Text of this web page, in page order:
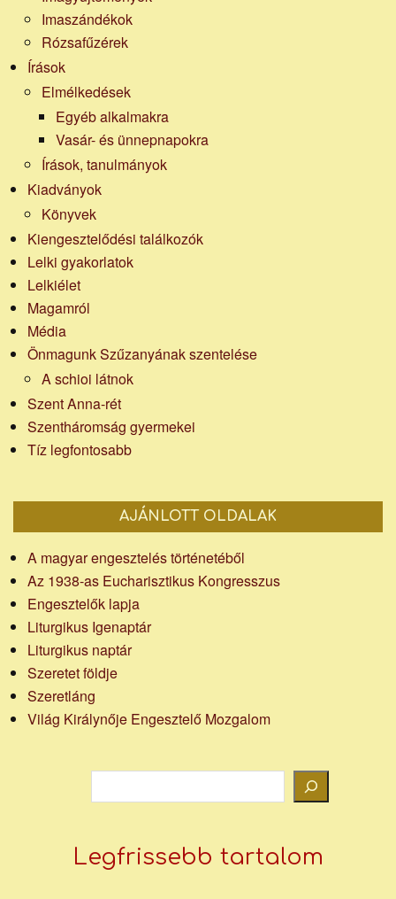
Imaszándékok
Rózsafűzérek
Írások
Elmélkedések
Egyéb alkalmakra
Vasár- és ünnepnapokra
Írások, tanulmányok
Kiadványok
Könyvek
Kiengesztelődési találkozók
Lelki gyakorlatok
Lelkiélet
Magamról
Média
Önmagunk Szűzanyának szentelése
A schioi látnok
Szent Anna-rét
Szentháromság gyermekei
Tíz legfontosabb
AJÁNLOTT OLDALAK
A magyar engesztelés történetéből
Az 1938-as Eucharisztikus Kongresszus
Engesztelők lapja
Liturgikus Igenaptár
Liturgikus naptár
Szeretet földje
Szeretláng
Világ Királynője Engesztelő Mozgalom
Legfrissebb tartalom